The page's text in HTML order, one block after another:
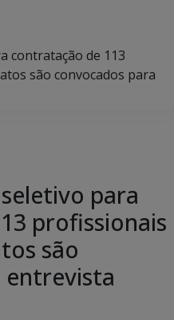
contratação de 113
são convocados para
para
profissionais
são
entrevista